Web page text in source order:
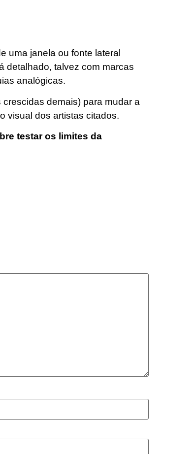
uma janela ou fonte lateral
detalhado, talvez com marcas
analógicas.
crescidas demais) para mudar a
visual dos artistas citados.
testar os limites da